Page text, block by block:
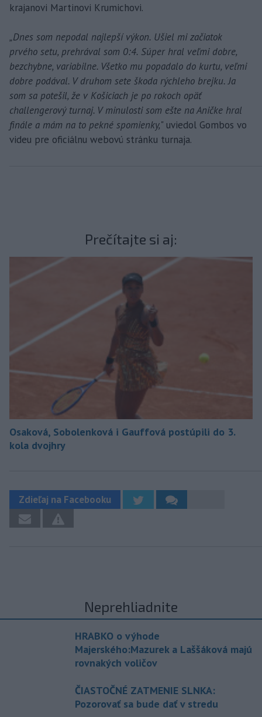
krajanovi Martinovi Krumichovi.
„Dnes som nepodal najlepší výkon. Ušiel mi začiatok
prvého setu, prehrával som 0:4. Súper hral veľmi dobre,
bezchybne, variabilne. Všetko mu popadalo do kurtu, veľmi
dobre podával. V druhom sete škoda rýchleho brejku. Ja
som sa potešil, že v Košiciach je po rokoch opäť
challengerový turnaj. V minulosti som ešte na Aničke hral
finále a mám na to pekné spomienky," uviedol Gombos vo
videu pre oficiálnu webovú stránku turnaja.
Prečítajte si aj:
Osaková, Sobolenková i Gauffová postúpili do 3.
kola dvojhry
Zdieľaj na Facebooku
Neprehliadnite
HRABKO o výhode
Majerského:Mazurek a Laššáková majú
rovnakých voličov
ČIASTOČNÉ ZATMENIE SLNKA:
Pozorovať sa bude dať v stredu